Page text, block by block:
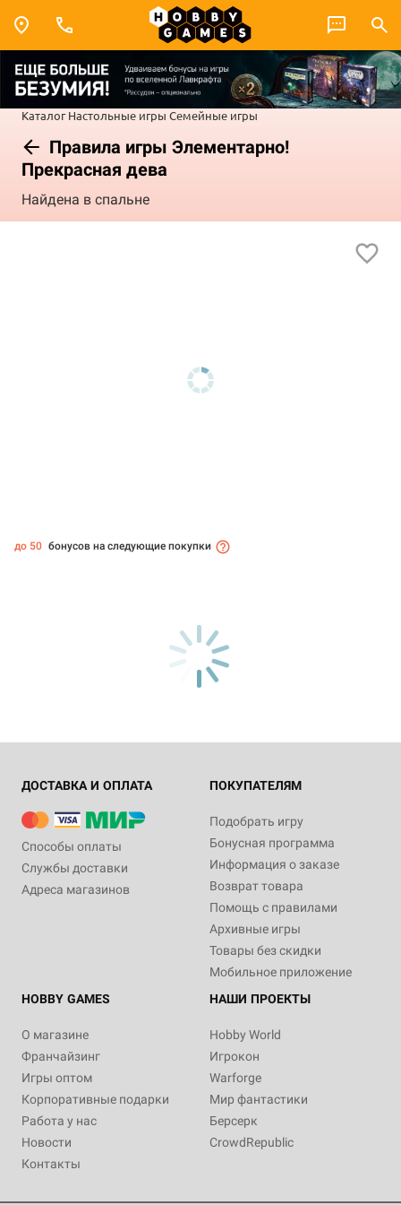
Каталог Настольные игры Семейные игры
Правила игры Элементарно!
Прекрасная дева
Найдена в спальне
до 50 бонусов на следующие покупки
ДОСТАВКА И ОПЛАТА
Способы оплаты
Службы доставки
Адреса магазинов
ПОКУПАТЕЛЯМ
Подобрать игру
Бонусная программа
Информация о заказе
Возврат товара
Помощь с правилами
Архивные игры
Товары без скидки
Мобильное приложение
HOBBY GAMES
О магазине
Франчайзинг
Игры оптом
Корпоративные подарки
Работа у нас
Новости
Контакты
НАШИ ПРОЕКТЫ
Hobby World
Игрокон
Warforge
Мир фантастики
Берсерк
CrowdRepublic